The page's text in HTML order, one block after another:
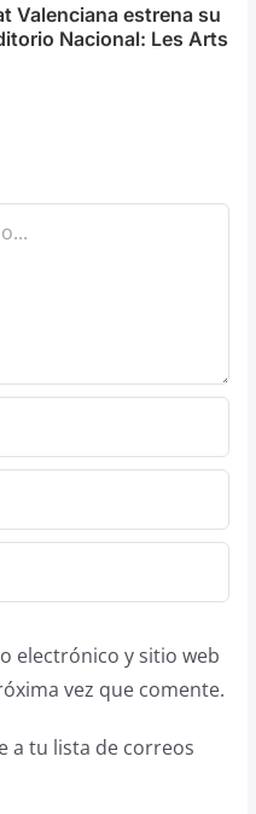
Valenciana estrena su
Nacional: Les Arts
electrónico y sitio web
vez que comente.
a tu lista de correos